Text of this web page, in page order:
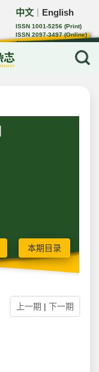
中文 English
ISSN 1001-5256 (Print)
ISSN 2097-3497 (Online)
CN 22-1108/R
本期目录
上一期 | 下一期